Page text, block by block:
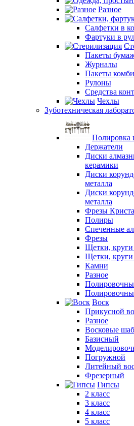
Разное
Салфетки в
Фартуки в
Пакеты
Журналы
Пакеты
Рулоны
Средства
Чехлы
Зуботехническая
Полировка
Держатели
Диски
керамики
Диски
металла
Диски
металла
Фрезы
Полиры
Спеченные
Фрезы
Щетки, круги
Щетки,
Камни
Разное
Воск
Прикусной
Разное
Восковые
Базисный
Погружной
Литейный
Фрезерный
Гипсы
2 класс
3 класс
4 класс
5 класс